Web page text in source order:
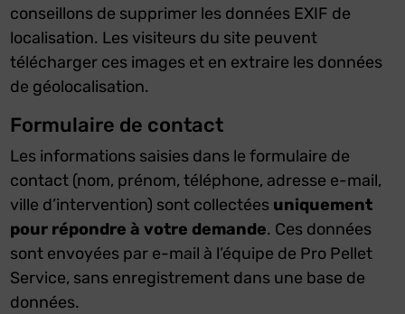
conseillons de supprimer les données EXIF de
localisation. Les visiteurs du site peuvent
télécharger ces images et en extraire les données
de géolocalisation.
Formulaire de contact
Les informations saisies dans le formulaire de
contact (nom, prénom, téléphone, adresse e-mail,
ville d’intervention) sont collectées uniquement
pour répondre à votre demande. Ces données
sont envoyées par e-mail à l’équipe de Pro Pellet
Service, sans enregistrement dans une base de
données.